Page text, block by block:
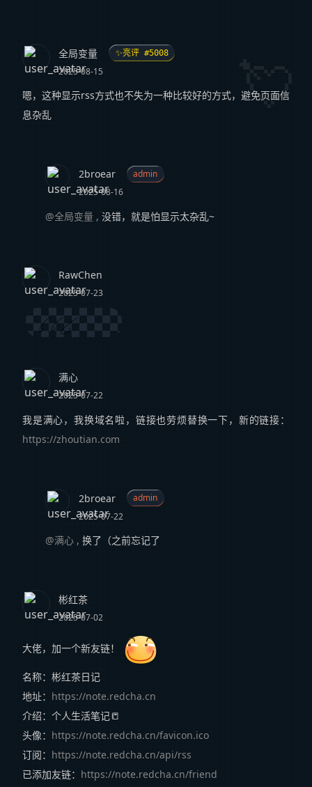
全局变量 ✨亮评 #5008
2025-08-15
嗯，这种显示rss方式也不失为一种比较好的方式，避免页面信
息杂乱
2broear
admin
2025-08-16
@全局变量, 没错，就是怕显示太杂乱~
RawChen
2025-07-23
满心
2025-07-22
我是满心，我换域名啦，链接也劳烦替换一下，新的链接：
https://zhoutian.com
2broear
admin
2025-07-22
@满心, 换了（之前忘记了
彬红茶
2025-07-02
大佬，加一个新友链！
名称：彬红茶日记
地址： https://note.redcha.cn
介绍：个人生活笔记📒
头像： https://note.redcha.cn/favicon.ico
订阅： https://note.redcha.cn/api/rss
已添加友链： https://note.redcha.cn/friend